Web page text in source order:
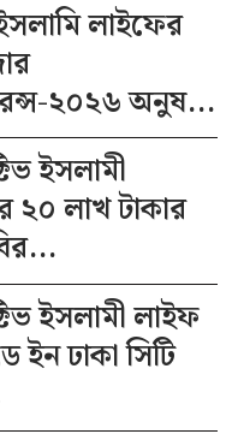
লাইফের
২০২৬ অনুষ...
ইসলামী
২০ লাখ টাকার
ইসলামী লাইফ
ইন ঢাকা সিটি